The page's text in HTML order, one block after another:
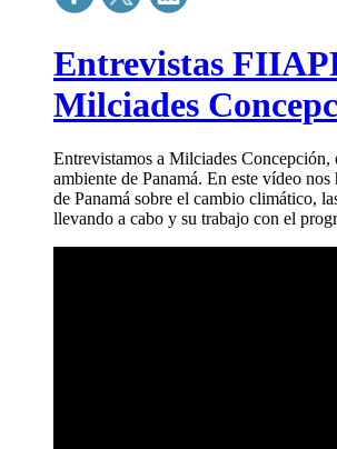
Entrevistas
Milciades
Entrevistamos a Milciades Concepción,
ambiente de Panamá. En este vídeo
de Panamá sobre el cambio climático,
llevando a cabo y su trabajo con el